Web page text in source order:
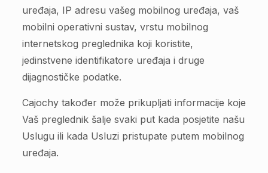
uređaja, IP adresu vašeg mobilnog uređaja, vaš
mobilni operativni sustav, vrstu mobilnog
internetskog preglednika koji koristite,
jedinstvene identifikatore uređaja i druge
dijagnostičke podatke.
Cajochy također može prikupljati informacije koje
Vaš preglednik šalje svaki put kada posjetite našu
Uslugu ili kada Usluzi pristupate putem mobilnog
uređaja.